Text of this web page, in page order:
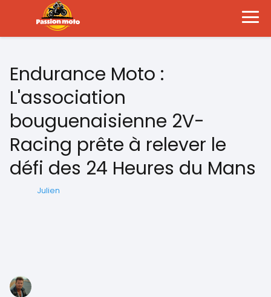
Endurance Moto :
L'association
bouguenaisienne 2V-
Racing prête à relever le
défi des 24 Heures du Mans
Julien